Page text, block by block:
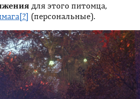
для этого питомца,
(персональные).